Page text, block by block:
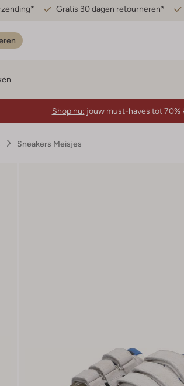
Gratis 30 dagen retourneren*
Shop nu: jouw must-haves tot 70%
Sneakers Meisjes